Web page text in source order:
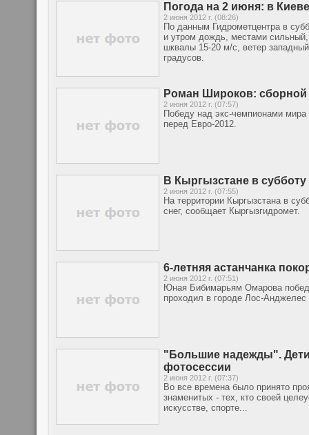
Погода на 2 июня: в
2 июня 2012 г. (08:26)
По данным Гидрометцентра в
и утром дождь, местами
шквалы 15-20 м/с, ветер
градусов.
Роман Широков: сборной
2 июня 2012 г. (07:57)
Победу над экс-чемпионами
перед Евро-2012.
В Кыргызстане в
2 июня 2012 г. (07:55)
На территории Кыргызстана в
снег, сообщает Кыргызгидромет.
6-летняя астанчанка
2 июня 2012 г. (07:51)
Юная Бибимарьям Омарова
проходил в городе Лос-
"Большие надежды".
фотосессии
2 июня 2012 г. (07:37)
Во все времена было принято
знаменитых - тех, кто своей
искусстве, спорте...